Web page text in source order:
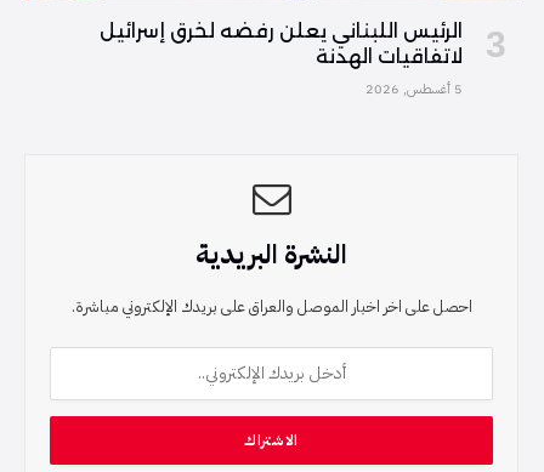
الرئيس اللبناني يعلن رفضه لخرق إسرائيل
لاتفاقيات الهدنة
5 أغسطس, 2026
النشرة البريدية
احصل على اخر اخبار الموصل والعراق على بريدك الإلكتروني مباشرة.